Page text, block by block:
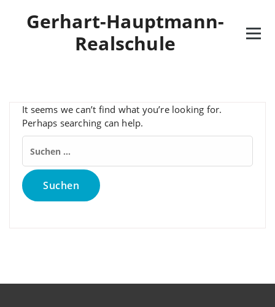
contentGerhart-Hauptmann-
Realschule
It seems we can’t find what you’re looking for.
Perhaps searching can help.
Suchen
nach: